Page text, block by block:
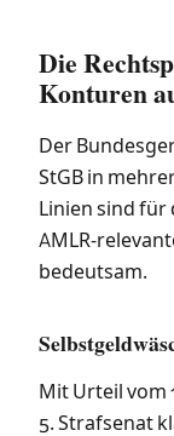
Die
Konturen
Der
StGB in
Linien sind
AMLR-
bedeutsam.
Mit Urteil vom
5. Strafsenat